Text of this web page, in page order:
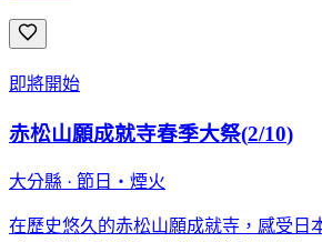
即將開始
赤松山願成就寺春季大祭(2/10)
大分縣 · 節日・煙火
在歷史悠久的赤松山願成就寺，感受日